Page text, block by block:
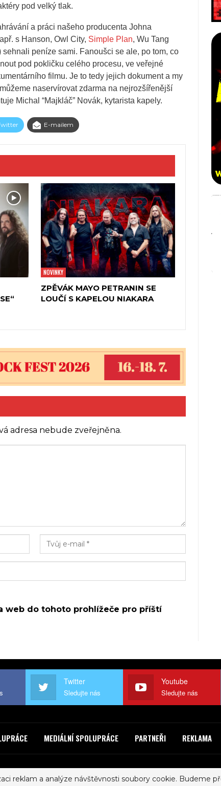
pod velký tlak.
a práci našeho producenta Johna
s Hanson, Owl City, Simple Plan, Wu Tang
peníze sami. Fanoušci se ale, po tom, co
pod pokličku celého procesu, ve veřejné
filmu. Je to tedy jejich dokument a my
naservírovat zdarma na nejrozšířenější
Michal “Majkláč” Novák, kytarista kapely.
E-mailem
NOVINKY
ZPĚVÁK MAYO PETRANIN SE
LOUČÍ S KAPELOU NIAKARA
adresa nebude zveřejněna.
web do tohoto prohlížeče pro příští
Twitter
Sledujte nás
Youtube
Sledujte nás
MEDIÁLNÍ SPOLUPRÁCE PARTNEŘI REKLAMA
reklam a analýze návštěvnosti soubory cookie. Budeme